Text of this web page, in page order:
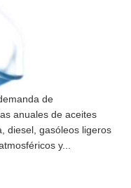
de
anuales de aceites
diesel, gasóleos ligeros
y...